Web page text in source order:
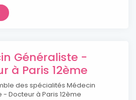
Généraliste -
à Paris 12ème
des spécialités Médecin
- Docteur à Paris 12ème